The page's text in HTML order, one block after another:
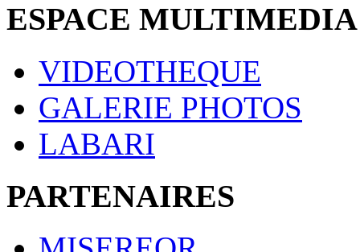
ESPACE MULTIMEDIA
VIDEOTHEQUE
GALERIE PHOTOS
LABARI
PARTENAIRES